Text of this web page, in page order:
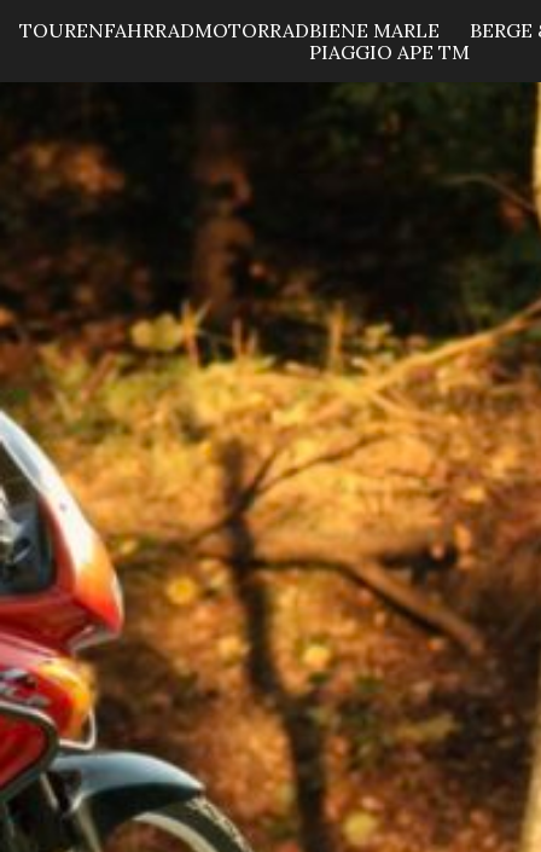
TOURENFAHRRADMOTORRADBIENE MARLE
PIAGGIO APE TM